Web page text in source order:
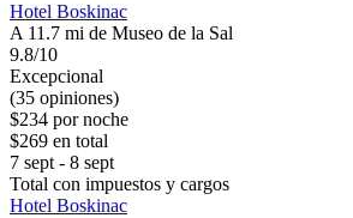
Hotel Boskinac
A 11.7 mi de Museo de la Sal
9.8/10
Excepcional
(35 opiniones)
$234 por noche
$269 en total
7 sept - 8 sept
Total con impuestos y cargos
Hotel Boskinac